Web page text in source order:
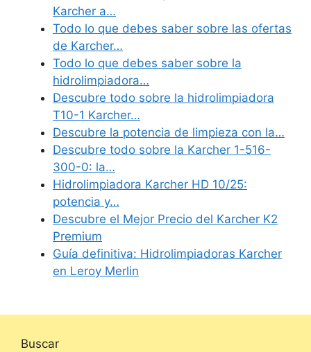
Karcher a…
Todo lo que debes saber sobre las ofertas
de Karcher…
Todo lo que debes saber sobre la
hidrolimpiadora…
Descubre todo sobre la hidrolimpiadora
T10-1 Karcher…
Descubre la potencia de limpieza con la…
Descubre todo sobre la Karcher 1-516-
300-0: la…
Hidrolimpiadora Karcher HD 10/25:
potencia y…
Descubre el Mejor Precio del Karcher K2
Premium
Guía definitiva: Hidrolimpiadoras Karcher
en Leroy Merlin
Buscar